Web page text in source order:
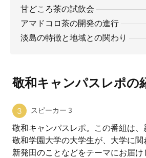
甘どころ茶の試飲会
アマドコロ茶の開発の進行
淡島の特徴と地域との関わり
敬和キャンパスレポの
スピーカー 3
敬和キャンパスレポ。この番組は
敬和学園大学の大学生が、大学に関
新発田のことなどをテーマにお届け